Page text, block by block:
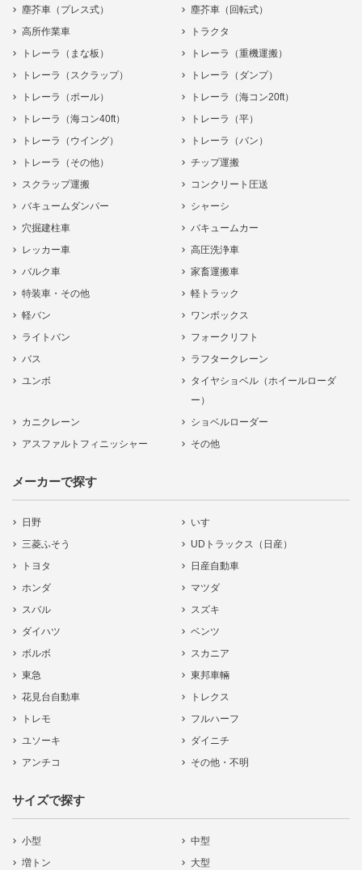
塵芥車（プレス式）
塵芥車（回転式）
高所作業車
トラクタ
トレーラ（まな板）
トレーラ（重機運搬）
トレーラ（スクラップ）
トレーラ（ダンプ）
トレーラ（ポール）
トレーラ（海コン20ft）
トレーラ（海コン40ft）
トレーラ（平）
トレーラ（ウイング）
トレーラ（バン）
トレーラ（その他）
チップ運搬
スクラップ運搬
コンクリート圧送
バキュームダンパー
シャーシ
穴掘建柱車
バキュームカー
レッカー車
高圧洗浄車
バルク車
家畜運搬車
特装車・その他
軽トラック
軽バン
ワンボックス
ライトバン
フォークリフト
バス
ラフタークレーン
ユンボ
タイヤショベル（ホイールローダ
ー）
カニクレーン
ショベルローダー
アスファルトフィニッシャー
その他
メーカーで探す
日野
いすゞ
三菱ふそう
UDトラックス（日産）
トヨタ
日産自動車
ホンダ
マツダ
スバル
スズキ
ダイハツ
ベンツ
ボルボ
スカニア
東急
東邦車輛
花見台自動車
トレクス
トレモ
フルハーフ
ユソーキ
ダイニチ
アンチコ
その他・不明
サイズで探す
小型
中型
増トン
大型